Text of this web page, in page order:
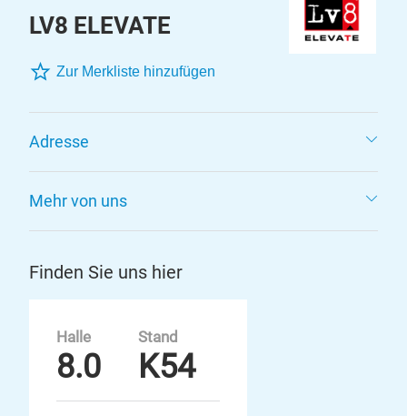
LV8 ELEVATE
Zur Merkliste hinzufügen
Adresse
Mehr von uns
Finden Sie uns hier
Halle
8.0
Stand
K54